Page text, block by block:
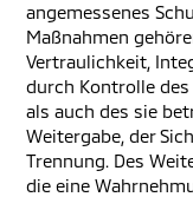
angemessenes
Maßnahmen
Vertraulichkeit,
durch Kontrolle des
als auch des sie
Weitergabe, der
Trennung. Des
die eine